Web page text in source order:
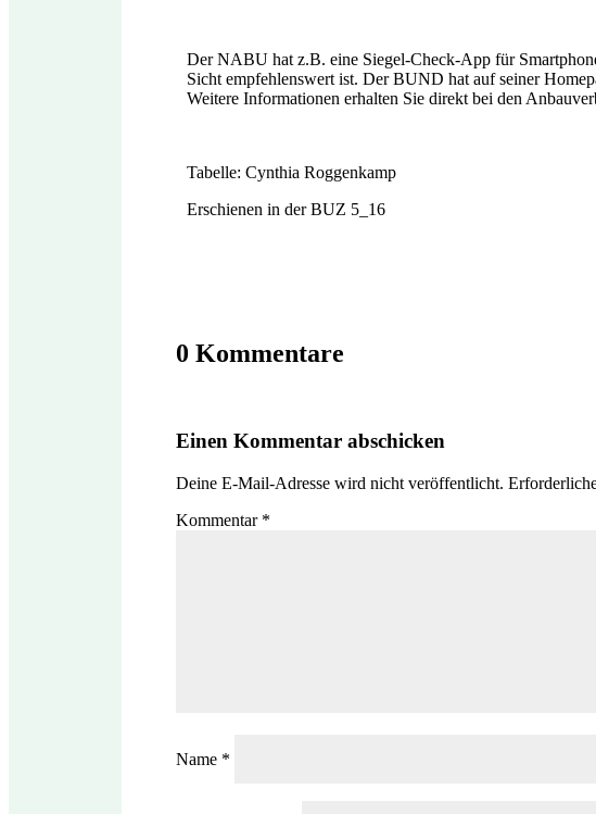
Der NABU hat z.B. eine Siegel-Check-App für
Sicht empfehlenswert ist. Der BUND hat auf seiner
Weitere Informationen erhalten Sie direkt bei den
Tabelle: Cynthia Roggenkamp
Erschienen in der BUZ 5_16
0 Kommentare
Einen Kommentar abschicken
Deine E-Mail-Adresse wird nicht veröffentlicht.
Kommentar *
Name *